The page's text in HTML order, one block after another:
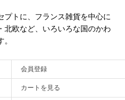
プトに、フランス雑貨を中心に
北欧など、いろいろな国のかわ
会員登録
カートを見る